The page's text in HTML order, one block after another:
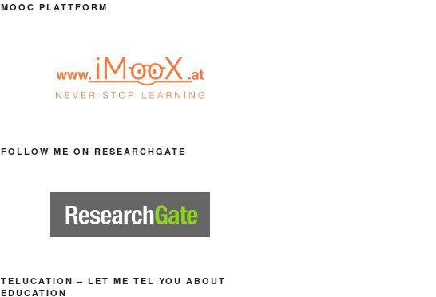
MOOC PLATTFORM
FOLLOW ME ON RESEARCHGATE
TELUCATION – LET ME TEL YOU ABOUT
EDUCATION